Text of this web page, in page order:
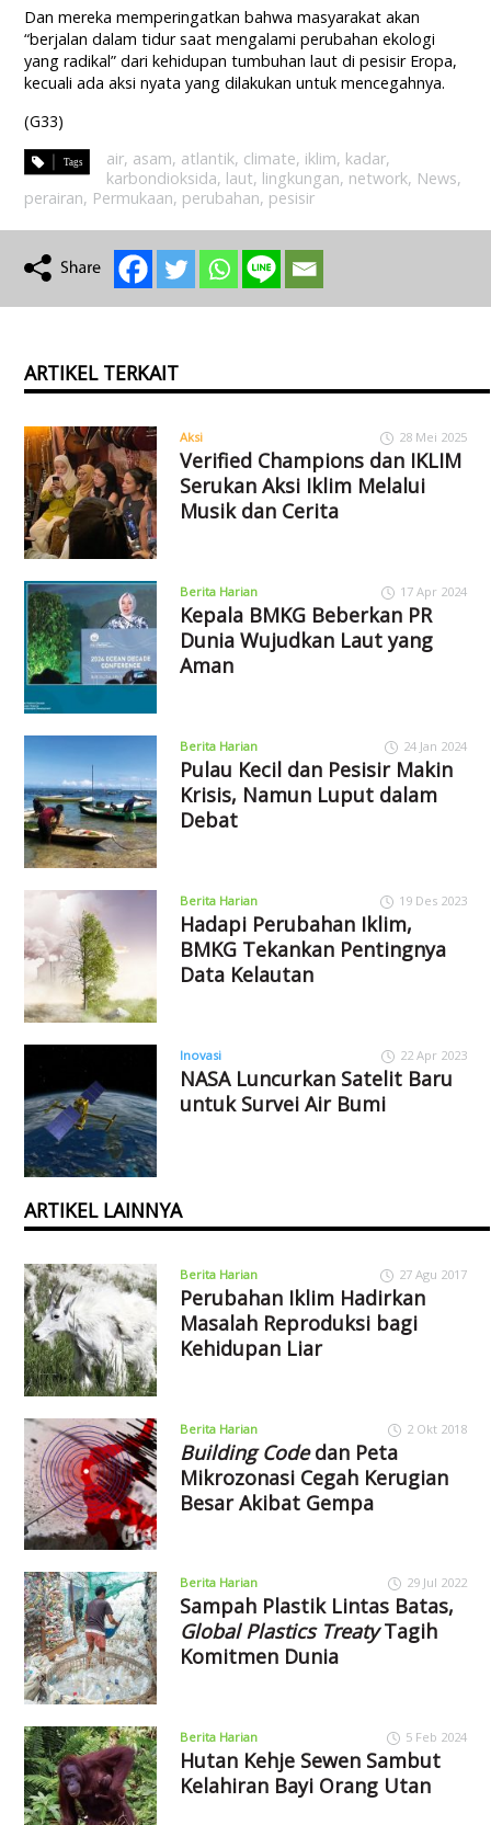
Dan mereka memperingatkan bahwa masyarakat akan
“berjalan dalam tidur saat mengalami perubahan ekologi
yang radikal” dari kehidupan tumbuhan laut di pesisir Eropa,
kecuali ada aksi nyata yang dilakukan untuk mencegahnya.
(G33)
air, asam, atlantik, climate, iklim, kadar,
karbondioksida, laut, lingkungan, network, News,
perairan, Permukaan, perubahan, pesisir
ARTIKEL TERKAIT
Aksi 28 Mei 2025
Verified Champions dan IKLIM
Serukan Aksi Iklim Melalui
Musik dan Cerita
Berita Harian 17 Apr 2024
Kepala BMKG Beberkan PR
Dunia Wujudkan Laut yang
Aman
Berita Harian 24 Jan 2024
Pulau Kecil dan Pesisir Makin
Krisis, Namun Luput dalam
Debat
Berita Harian 19 Des 2023
Hadapi Perubahan Iklim,
BMKG Tekankan Pentingnya
Data Kelautan
Inovasi 22 Apr 2023
NASA Luncurkan Satelit Baru
untuk Survei Air Bumi
ARTIKEL LAINNYA
Berita Harian 27 Agu 2017
Perubahan Iklim Hadirkan
Masalah Reproduksi bagi
Kehidupan Liar
Berita Harian 2 Okt 2018
Building Codedan Peta
Mikrozonasi Cegah Kerugian
Besar Akibat Gempa
Berita Harian 29 Jul 2022
Sampah Plastik Lintas Batas,
Global Plastics TreatyTagih
Komitmen Dunia
Berita Harian 5 Feb 2024
Hutan Kehje Sewen Sambut
Kelahiran Bayi Orang Utan